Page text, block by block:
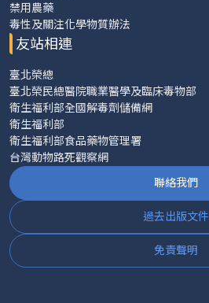
禁用農藥
毒性及關注化學物質辦法
友站相連
臺北榮總
臺北榮民總醫院職業醫學及臨床毒物部
衛生福利部全國解毒劑儲備網
衛生福利部
衛生福利部食品藥物管理署
台灣動物路死觀察網
聯絡我們
過去出版文件
免責聲明